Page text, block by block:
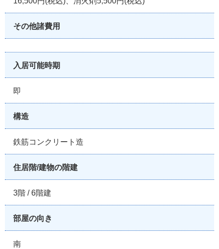
その他諸費用
入居可能時期
即
構造
鉄筋コンクリート造
住居階/建物の階建
3階 / 6階建
部屋の向き
南